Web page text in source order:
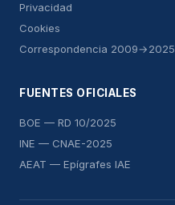
Privacidad
Cookies
Correspondencia 2009→2025
FUENTES OFICIALES
BOE — RD 10/2025
INE — CNAE-2025
AEAT — Epígrafes IAE